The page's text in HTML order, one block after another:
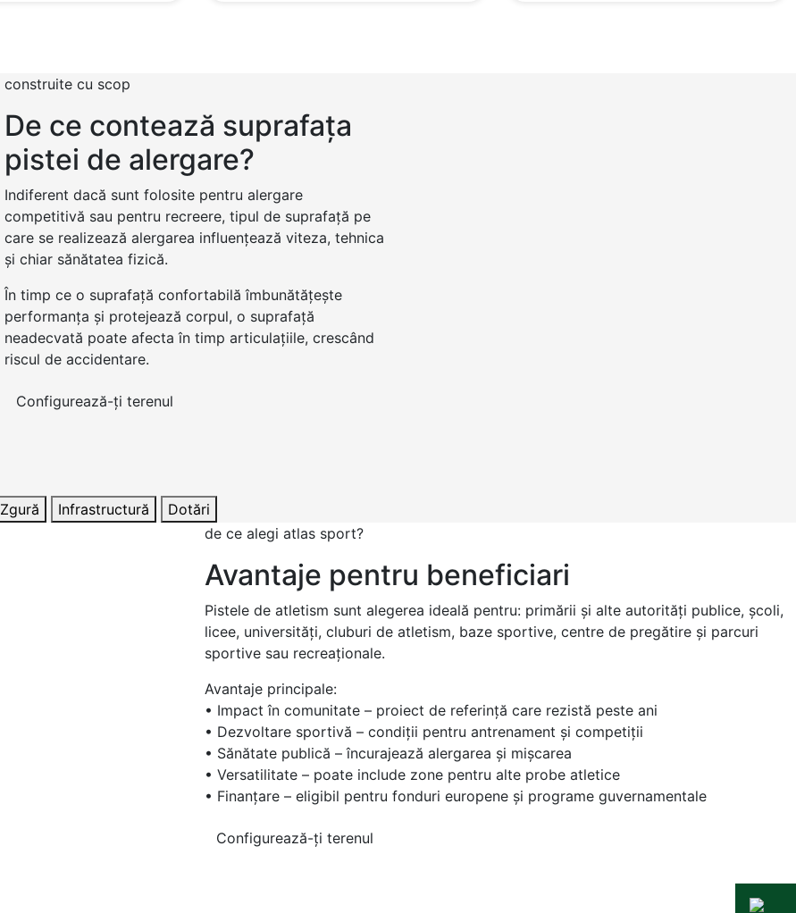
construite cu scop
De ce contează suprafața
pistei de alergare?
Indiferent dacă sunt folosite pentru alergare
competitivă sau pentru recreere, tipul de suprafață pe
care se realizează alergarea influențează viteza, tehnica
și chiar sănătatea fizică.
În timp ce o suprafață confortabilă îmbunătățește
performanța și protejează corpul, o suprafață
neadecvată poate afecta în timp articulațiile, crescând
riscul de accidentare.
Configurează-ți terenul
Zgură Infrastructură
Dotări
de ce alegi atlas sport?
Avantaje pentru beneficiari
Pistele de atletism sunt alegerea ideală pentru: primării și alte autorități publice, școli,
licee, universități, cluburi de atletism, baze sportive, centre de pregătire și parcuri
sportive sau recreaționale.
Avantaje principale:
• Impact în comunitate – proiect de referință care rezistă peste ani
• Dezvoltare sportivă – condiții pentru antrenament și competiții
• Sănătate publică – încurajează alergarea și mișcarea
• Versatilitate – poate include zone pentru alte probe atletice
• Finanțare – eligibil pentru fonduri europene și programe guvernamentale
Configurează-ți terenul